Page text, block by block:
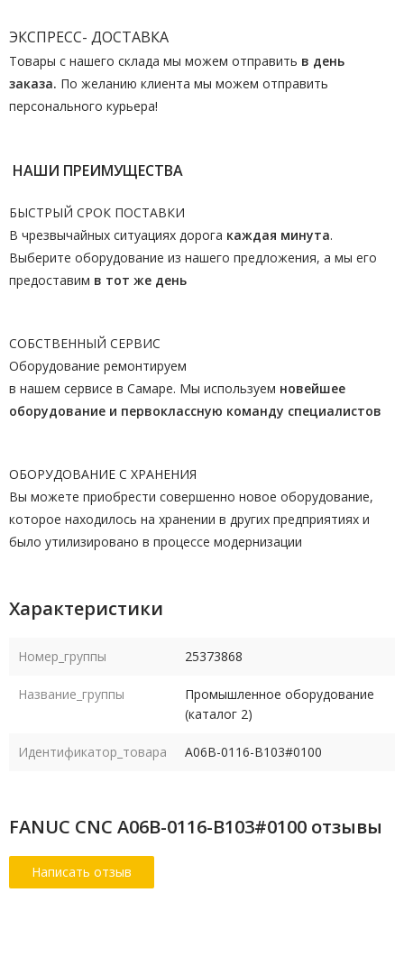
ЭКСПРЕСС- ДОСТАВКА
Товары с нашего склада мы можем отправить в день
заказа. По желанию клиента мы можем отправить
персонального курьера!
НАШИ ПРЕИМУЩЕСТВА
БЫСТРЫЙ СРОК ПОСТАВКИ
В чрезвычайных ситуациях дорога каждая минута.
Выберите оборудование из нашего предложения, а мы его
предоставим в тот же день
СОБСТВЕННЫЙ СЕРВИС
Оборудование ремонтируем
в нашем сервисе в Самаре. Мы используем новейшее
оборудование и первоклассную команду специалистов
ОБОРУДОВАНИЕ С ХРАНЕНИЯ
Вы можете приобрести совершенно новое оборудование,
которое находилось на хранении в других предприятиях и
было утилизировано в процессе модернизации
Характеристики
Номер_группы 25373868
Название_группы
Промышленное оборудование
(каталог 2)
Идентификатор_товара A06B-0116-B103#0100
FANUC CNC A06B-0116-B103#0100 отзывы